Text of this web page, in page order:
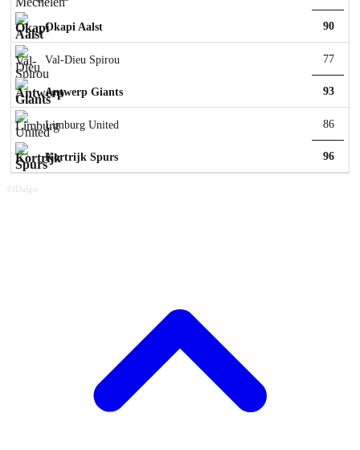
90
Okapi Aalst
Val-Dieu Spirou 77
93
Antwerp Giants
Limburg United 86
96
Kortrijk Spurs
©iDalgo